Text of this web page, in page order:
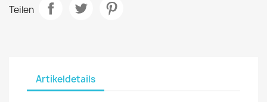
Teilen
Artikeldetails